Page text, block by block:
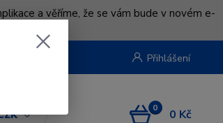
a věříme, že se vám bude v novém e-
Přihlášení
0 0 Kč